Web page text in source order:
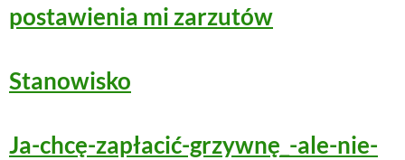
postawienia mi zarzutów
Stanowisko
Ja-chcę-zapłacić-grzywnę_-ale-nie-